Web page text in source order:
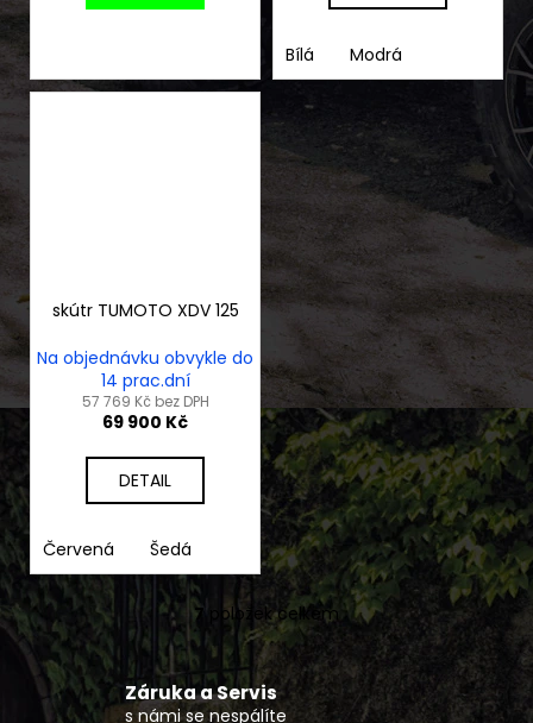
Bílá Modrá
skútr TUMOTO XDV 125
Na objednávku obvykle do
14 prac.dní
57 769 Kč bez DPH
69 900 Kč
DETAIL
Červená Šedá
O
v
l
á
7položek celkem
Záruka a Servis
s námi se nespálíte